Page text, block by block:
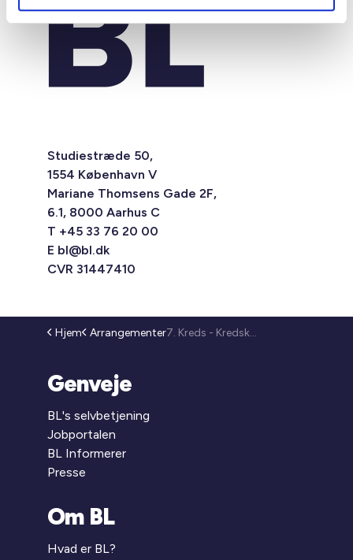
Studiestræde 50,
1554 København V
Mariane Thomsens Gade 2F,
6.1, 8000 Aarhus C
T +45 33 76 20 00
E bl@bl.dk
CVR 31447410
Hjem Arrangementer 7. Kreds - Kredskonference 2026 (25-162)
Genveje
BL's selvbetjening
Jobportalen
BL Informerer
Presse
Om BL
Hvad er BL?